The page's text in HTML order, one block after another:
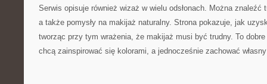
Serwis opisuje również wizaż w wielu odsłonach. Można znaleźć
a także pomysły na makijaż naturalny. Strona pokazuje, jak
tworząc przy tym wrażenia, że makijaż musi być trudny. To
chcą zainspirować się kolorami, a jednocześnie zachować